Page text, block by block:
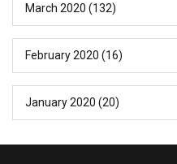
March 2020 (132)
February 2020 (16)
January 2020 (20)